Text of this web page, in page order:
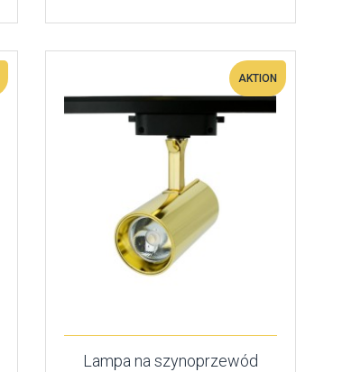
AKTION
Lampa na szynoprzewód